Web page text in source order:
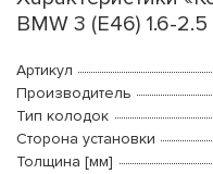
BMW 3 (E46) 1.6-
Артикул
Производитель
Тип колодок
Сторона установки
Толщина [мм]